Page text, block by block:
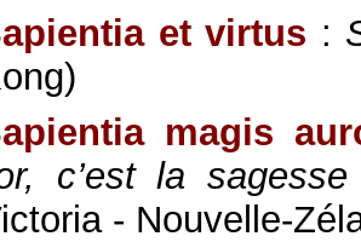
et virtus :
magis
c’est la
- Nouvelle-